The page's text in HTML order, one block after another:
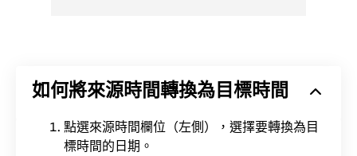
如何將來源時間轉換為目標時間
點選來源時間欄位（左側），選擇要轉換為目
標時間的日期。